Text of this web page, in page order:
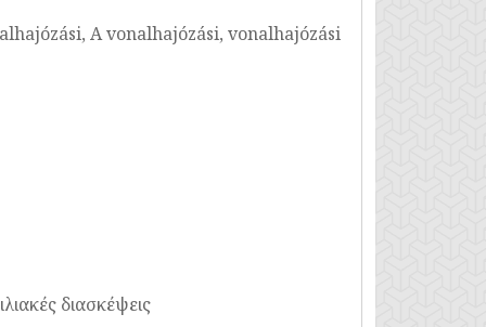
A vonalhajózási, vonalhajózási
διασκέψεις